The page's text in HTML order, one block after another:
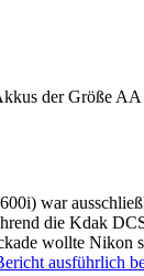
der Größe AA
war
die Kdak
wollte
ausführlich